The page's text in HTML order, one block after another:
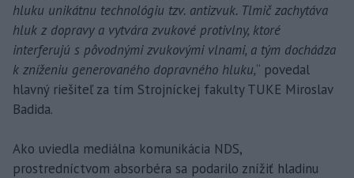
hluku unikátnu technológiu tzv. antizvuk. Tlmič zachytáva
hluk z dopravy a vytvára zvukové protivlny, ktoré
interferujú s pôvodnými zvukovými vlnami, a tým dochádza
k zníženiu generovaného dopravného hluku,“ povedal
hlavný riešiteľ za tím Strojníckej fakulty TUKE Miroslav
Badida.
Ako uviedla mediálna komunikácia NDS,
prostredníctvom absorbéra sa podarilo znížiť hladinu